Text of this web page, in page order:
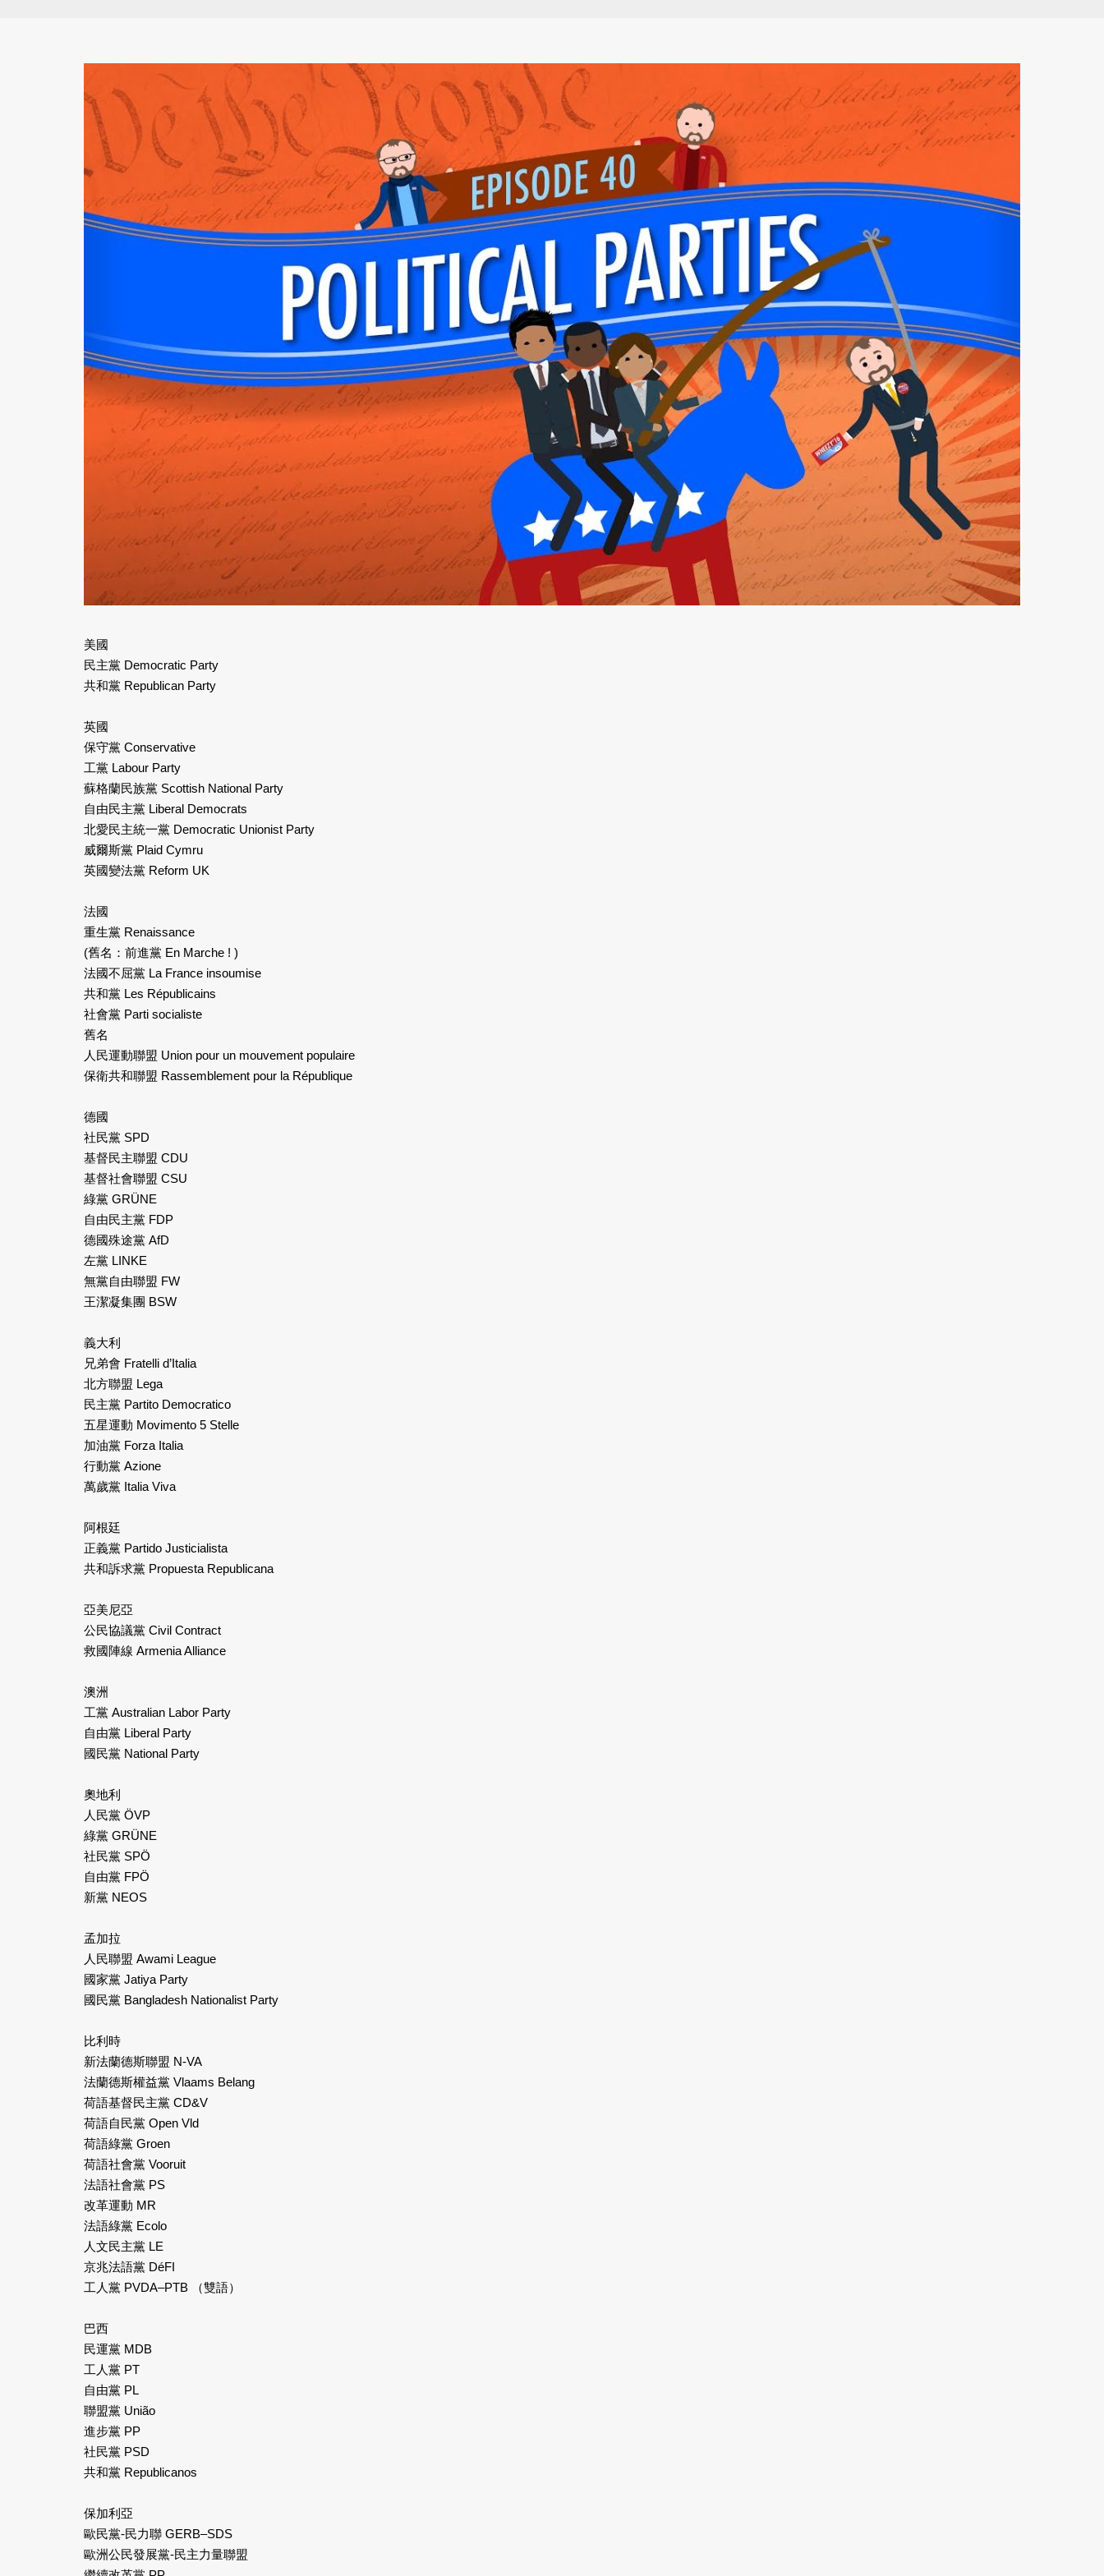
美國
民主黨 Democratic Party
共和黨 Republican Party
英國
保守黨 Conservative
工黨 Labour Party
蘇格蘭民族黨 Scottish National Party
自由民主黨 Liberal Democrats
北愛民主統一黨 Democratic Unionist Party
威爾斯黨 Plaid Cymru
英國變法黨 Reform UK
法國
重生黨 Renaissance
(舊名：前進黨 En Marche ! )
法國不屈黨 La France insoumise
共和黨 Les Républicains
社會黨 Parti socialiste
舊名
人民運動聯盟 Union pour un mouvement populaire
保衛共和聯盟 Rassemblement pour la République
德國
社民黨 SPD
基督民主聯盟 CDU
基督社會聯盟 CSU
綠黨 GRÜNE
自由民主黨 FDP
德國殊途黨 AfD
左黨 LINKE
無黨自由聯盟 FW
王潔凝集團 BSW
義大利
兄弟會 Fratelli d’Italia
北方聯盟 Lega
民主黨 Partito Democratico
五星運動 Movimento 5 Stelle
加油黨 Forza Italia
行動黨 Azione
萬歲黨 Italia Viva
阿根廷
正義黨 Partido Justicialista
共和訴求黨 Propuesta Republicana
亞美尼亞
公民協議黨 Civil Contract
救國陣線 Armenia Alliance
澳洲
工黨 Australian Labor Party
自由黨 Liberal Party
國民黨 National Party
奧地利
人民黨 ÖVP
綠黨 GRÜNE
社民黨 SPÖ
自由黨 FPÖ
新黨 NEOS
孟加拉
人民聯盟 Awami League
國家黨 Jatiya Party
國民黨 Bangladesh Nationalist Party
比利時
新法蘭德斯聯盟 N-VA
法蘭德斯權益黨 Vlaams Belang
荷語基督民主黨 CD&V
荷語自民黨 Open Vld
荷語綠黨 Groen
荷語社會黨 Vooruit
法語社會黨 PS
改革運動 MR
法語綠黨 Ecolo
人文民主黨 LE
京兆法語黨 DéFI
工人黨 PVDA–PTB （雙語）
巴西
民運黨 MDB
工人黨 PT
自由黨 PL
聯盟黨 União
進步黨 PP
社民黨 PSD
共和黨 Republicanos
保加利亞
歐民黨-民力聯 GERB–SDS
歐洲公民發展黨-民主力量聯盟